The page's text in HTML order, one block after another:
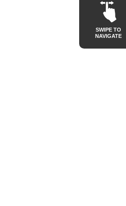
SWIPE TO
NAVIGATE